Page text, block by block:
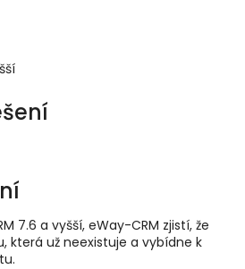
7.6 a vyšší, eWay-CRM zjistí, že
která už neexistuje a vybídne k